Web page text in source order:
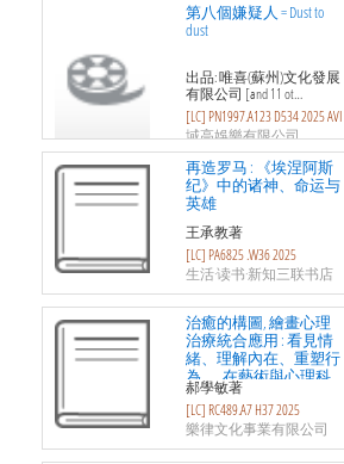
第八個嫌疑人 = Dust to
dust
出品: 唯喜(蘇州)文化發展
有限公司 [and 11 ot…
[LC] PN1997.A123 D534 2025 AVI
域高娛樂有限公司
再造罗马 : 《埃涅阿斯
纪》中的诸神、命运与
英雄
王承教著
[LC] PA6825 .W36 2025
生活·读书·新知三联书店
治癒的構圖, 繪畫心理
治療統合應用 : 看見情
緒、理解內在、重塑行
為......在藝術與心理科
學的交會中, 探索統合
取向的情緒療癒與行為
轉化機制 = The healing
canvas : unified approaches to
郝學敏著
[LC] RC489.A7 H37 2025
樂律文化事業有限公司